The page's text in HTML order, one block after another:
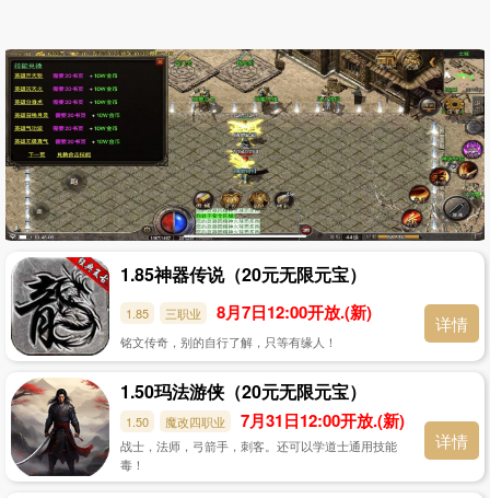
1.85神器传说（20元无限元宝）
1.85 三职业 8月7日12:00开放.(新) 详情
铭文传奇，别的自行了解，只等有缘人！
1.50玛法游侠（20元无限元宝）
1.50 魔改四职业 7月31日12:00开放.(新)
详情
战士，法师，弓箭手，刺客。还可以学道士通用技能
毒！